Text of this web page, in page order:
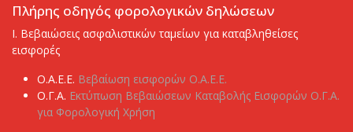
Πλήρης οδηγός φορολογικών δηλώσεων
I. Βεβαιώσεις ασφαλιστικών ταμείων για καταβληθείσες
εισφορές
Ο.Α.Ε.Ε. Βεβαίωση εισφορών Ο.Α.Ε.Ε.
Ο.Γ.Α. Εκτύπωση Βεβαιώσεων Καταβολής Εισφορών Ο.Γ.Α.
για Φορολογική Χρήση